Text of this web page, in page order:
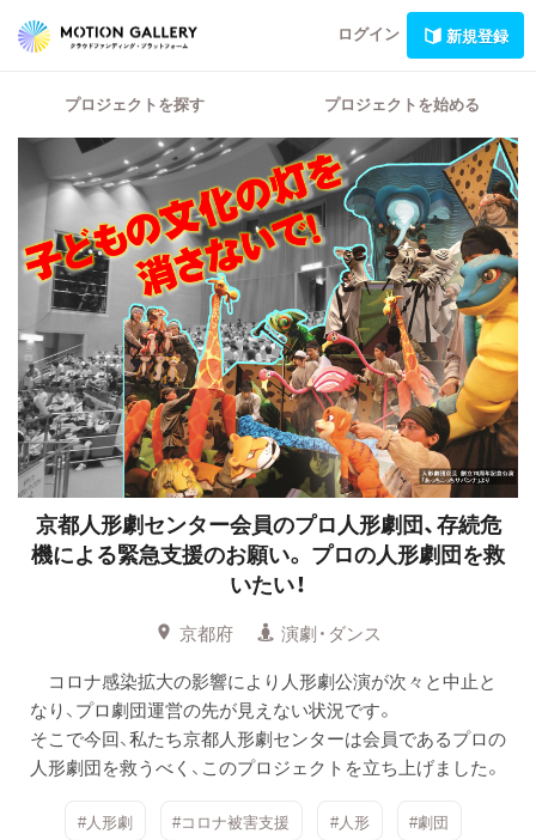
ログイン 新規登録
プロジェクトを探す プロジェクトを始める
京都人形劇センター会員のプロ人形劇団、存続危
機による緊急支援のお願い。 プロの人形劇団を救
いたい！
京都府
演劇・ダンス
コロナ感染拡大の影響により人形劇公演が次々と中止と
なり、プロ劇団運営の先が見えない状況です。
そこで今回、私たち京都人形劇センターは会員であるプロの
人形劇団を救うべく、このプロジェクトを立ち上げました。
#人形劇 #コロナ被害支援 #人形 #劇団